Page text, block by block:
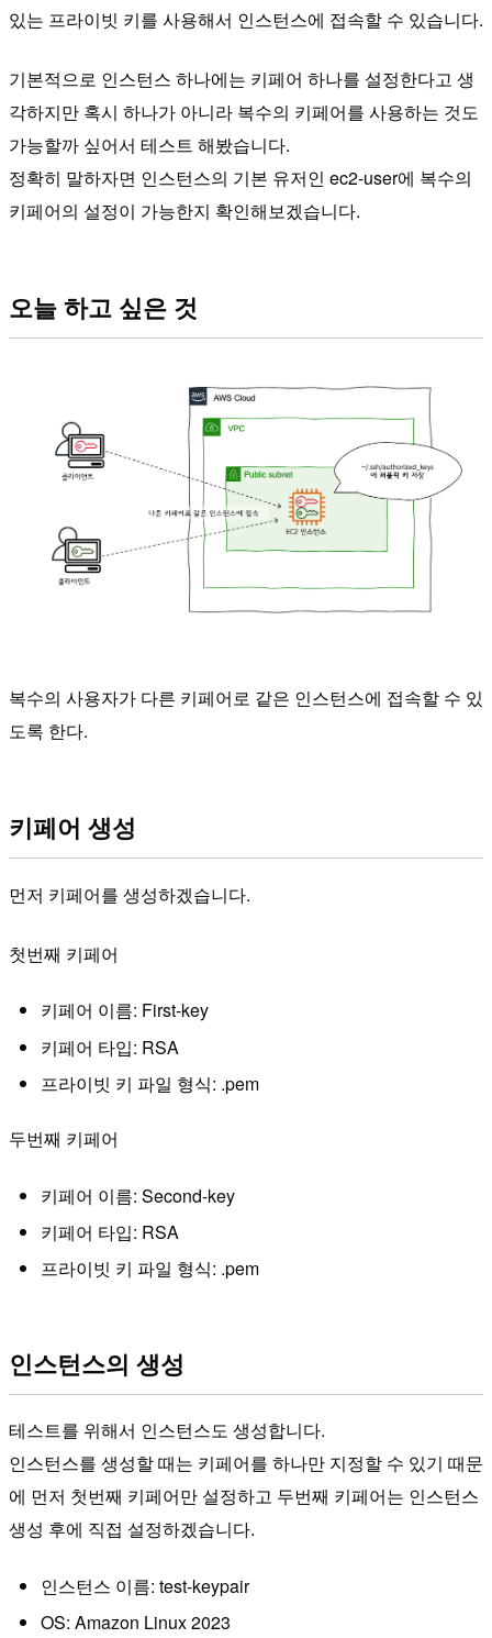
있는 프라이빗 키를 사용해서 인스턴스에 접속할 수 있습니다.
기본적으로 인스턴스 하나에는 키페어 하나를 설정한다고 생
각하지만 혹시 하나가 아니라 복수의 키페어를 사용하는 것도
가능할까 싶어서 테스트 해봤습니다.
정확히 말하자면 인스턴스의 기본 유저인 ec2-user에 복수의
키페어의 설정이 가능한지 확인해보겠습니다.
오늘 하고 싶은 것
복수의 사용자가 다른 키페어로 같은 인스턴스에 접속할 수 있
도록 한다.
키페어 생성
먼저 키페어를 생성하겠습니다.
첫번째 키페어
키페어 이름: First-key
키페어 타입: RSA
프라이빗 키 파일 형식: .pem
두번째 키페어
키페어 이름: Second-key
키페어 타입: RSA
프라이빗 키 파일 형식: .pem
인스턴스의 생성
테스트를 위해서 인스턴스도 생성합니다.
인스턴스를 생성할 때는 키페어를 하나만 지정할 수 있기 때문
에 먼저 첫번째 키페어만 설정하고 두번째 키페어는 인스턴스
생성 후에 직접 설정하겠습니다.
인스턴스 이름: test-keypair
OS: Amazon Linux 2023